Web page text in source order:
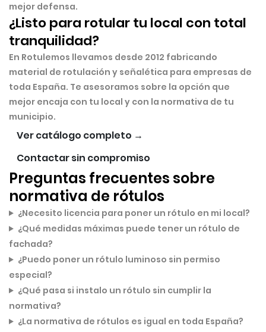
mejor defensa.
¿Listo para rotular tu local con total
tranquilidad?
En Rotulemos llevamos desde 2012 fabricando
material de rotulación y señalética para empresas de
toda España. Te asesoramos sobre la opción que
mejor encaja con tu local y con la normativa de tu
municipio.
Ver catálogo completo →
Contactar sin compromiso
Preguntas frecuentes sobre
normativa de rótulos
¿Necesito licencia para poner un rótulo en mi local?
¿Qué medidas máximas puede tener un rótulo de
fachada?
¿Puedo poner un rótulo luminoso sin permiso
especial?
¿Qué pasa si instalo un rótulo sin cumplir la
normativa?
¿La normativa de rótulos es igual en toda España?